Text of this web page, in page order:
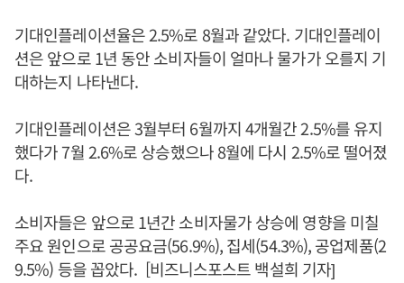
기대인플레이션율은 2.5%로 8월과 같았다. 기대인플레이
션은 앞으로 1년 동안 소비자들이 얼마나 물가가 오를지 기
대하는지 나타낸다.
기대인플레이션은 3월부터 6월까지 4개월간 2.5%를 유지
했다가 7월 2.6%로 상승했으나 8월에 다시 2.5%로 떨어졌
다.
소비자들은 앞으로 1년간 소비자물가 상승에 영향을 미칠
주요 원인으로 공공요금(56.9%), 집세(54.3%), 공업제품(2
9.5%) 등을 꼽았다. [비즈니스포스트 백설희 기자]